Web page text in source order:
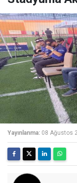
Yayınlanma: 08 Ağustos